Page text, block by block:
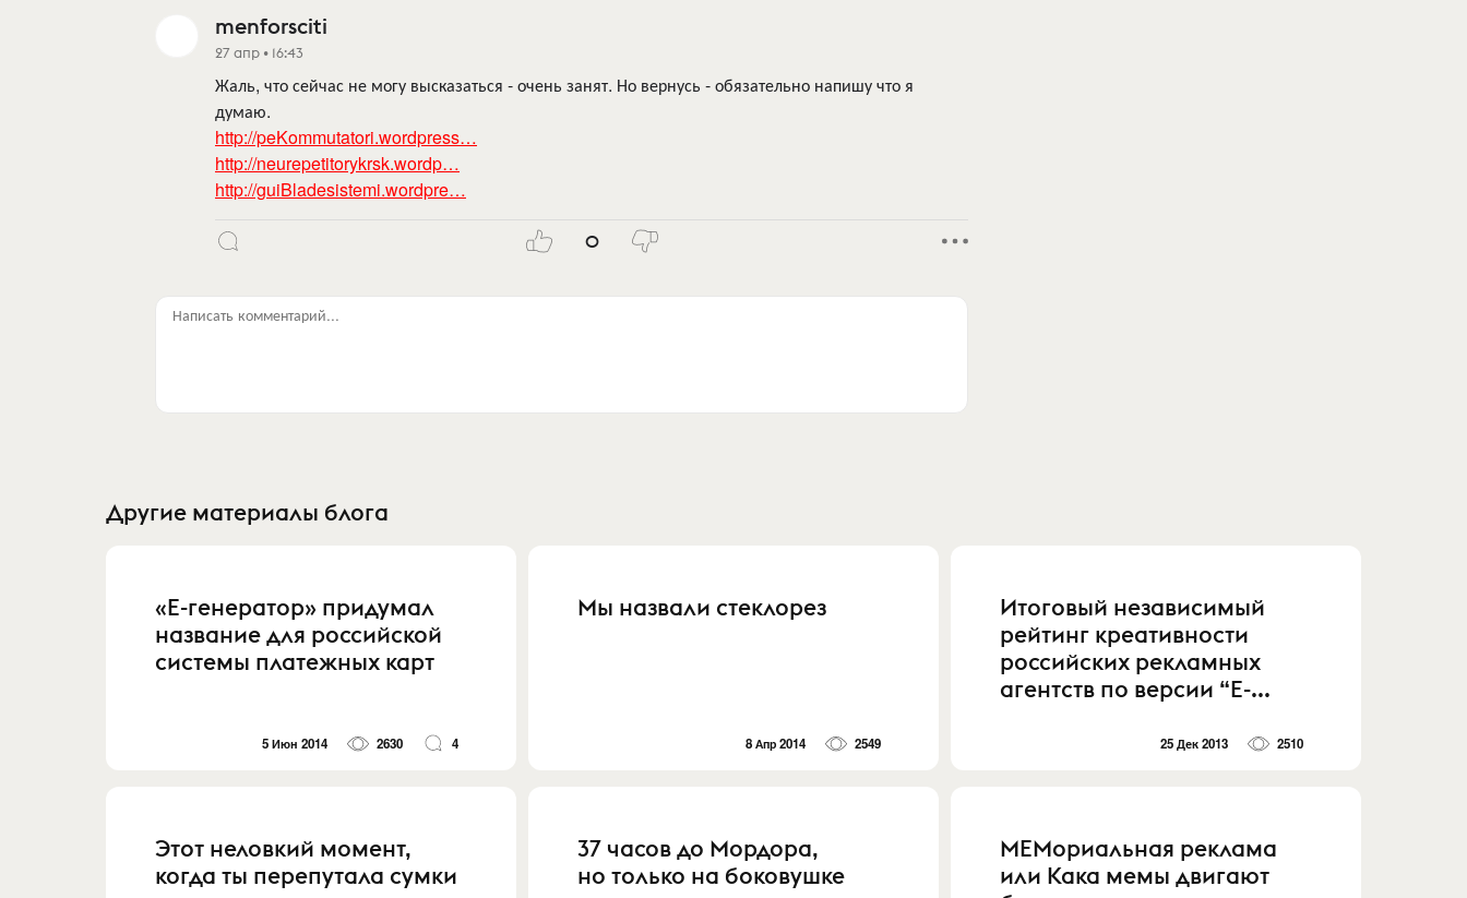
menforsciti
27 апр • 16:43
Жаль, что сейчас не могу высказаться - очень занят. Но вернусь - обязательно напишу что я
думаю.
http://peKommutatori.wordpress…
http://neurepetitorykrsk.wordp…
http://guiBladesistemi.wordpre…
0
Написать комментарий...
Другие материалы блога
«Е-генератор» придумал
название для российской
системы платежных карт
5 Июн 2014 2630 4
Мы назвали стеклорез
8 Апр 2014 2549
Итоговый независимый
рейтинг креативности
российских рекламных
агентств по версии “Е-...
25 Дек 2013 2510
Этот неловкий момент,
когда ты перепутала сумки
37 часов до Мордора,
но только на боковушке
МЕМориальная реклама
или Кака мемы двигают